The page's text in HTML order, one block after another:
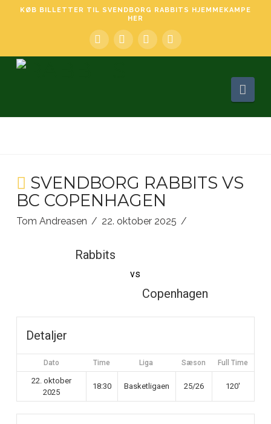
KØB BILLETTER TIL SVENDBORG RABBITS HJEMMEKAMPE
HER
Facebook
LinkedInYouTubeInstagram
SVENDBORG RABBITS VS
BC COPENHAGEN
Tom Andreasen 22. oktober 2025
Rabbits
vs
Copenhagen
Detaljer
Dato Time Liga Sæson Full Time
22. oktober
2025
18:30 Basketligaen 25/26 120'